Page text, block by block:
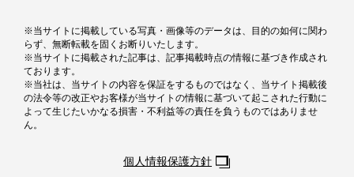
※当サイトに掲載している写真・画像等のデータは、目的の如何に関わ
らず、無断転載を固くお断りいたします。
※当サイトに掲載された記事は、記事掲載時点の情報に基づき作成され
ております。
※当社は、当サイトの内容を保証をするものではなく、当サイト掲載後
の法令等の改正やお客様が当サイトの情報に基づいて起こされた行動に
よって生じたいかなる損害・不利益等の責任を負うものではありませ
ん。
個人情報保護方針